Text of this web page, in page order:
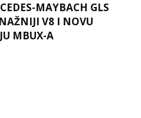
MAYBACH GLS
V8 I NOVU
MBUX-A